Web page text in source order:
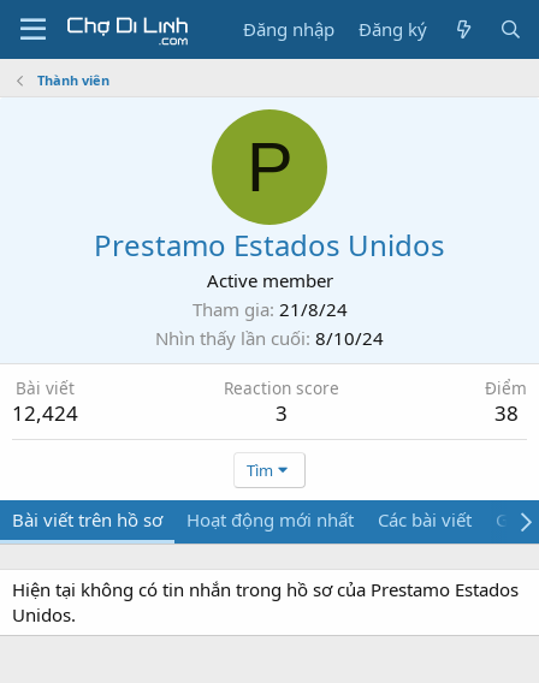
Đăng nhập Đăng ký
Thành viên
P
Prestamo Estados Unidos
Active member
Tham gia 21/8/24
Nhìn thấy lần cuối 8/10/24
Bài viết
12,424
Reaction score
3
Điểm
38
Tìm
Bài viết trên hồ sơ Hoạt động mới nhất Các bài viết Giới
Hiện tại không có tin nhắn trong hồ sơ của Prestamo Estados
Unidos.